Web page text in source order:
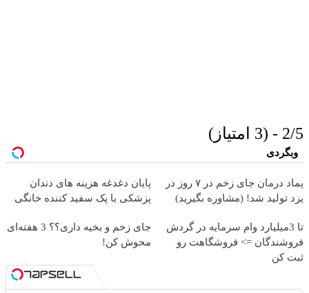
2/5 - (3 امتیاز)
وبگردی
پماد درمان جای زخم در ۷ روز در
یزد تولید شد! (مشاوره بگیرید)
پایان دغدغه هزینه های دندان
پزشکی با پک سفید کننده خانگی
تا 3میلیارد وام سرمایه در گردش
فروشندگان => فروشگاهت رو
ثبت کن
جای زخم و بخیه داری؟؟ 3 هفته‌ای
محوش کن!